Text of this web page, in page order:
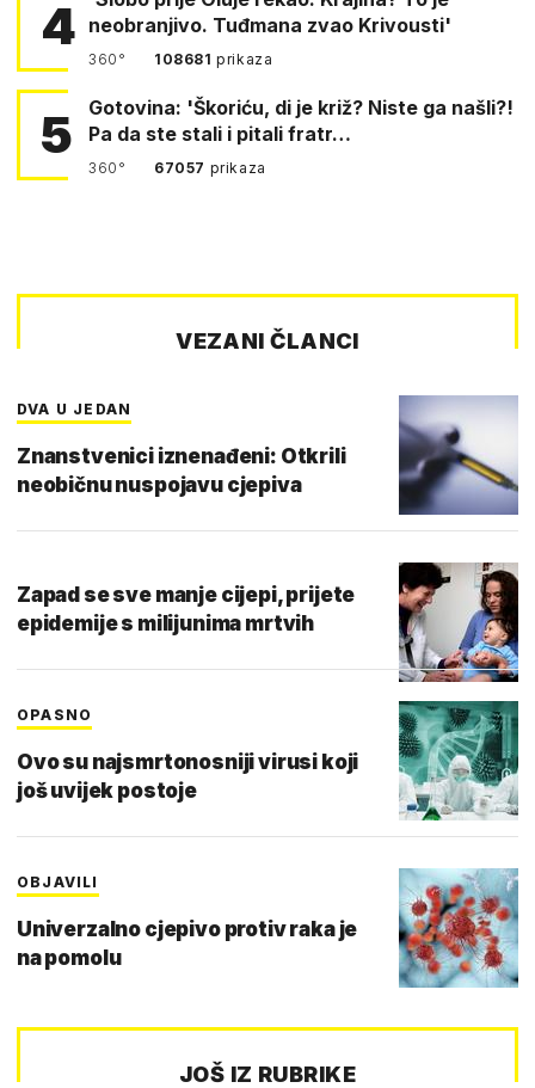
4 neobranjivo. Tuđmana zvao Krivousti'
360° 108681prikaza
5
Gotovina: 'Škoriću, di je križ? Niste ga našli?!
Pa da ste stali i pitali fratr…
360° 67057 prikaza
VEZANI ČLANCI
DVA U JEDAN
Znanstvenici iznenađeni: Otkrili
neobičnu nuspojavu cjepiva
Zapad se sve manje cijepi, prijete
epidemije s milijunima mrtvih
OPASNO
Ovo su najsmrtonosniji virusi koji
još uvijek postoje
OBJAVILI
Univerzalno cjepivo protiv raka je
na pomolu
JOŠ IZ RUBRIKE